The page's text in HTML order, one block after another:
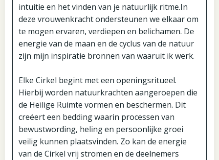
intuitie en het vinden van je natuurlijk ritme.In
deze vrouwenkracht ondersteunen we elkaar om
te mogen ervaren, verdiepen en belichamen. De
energie van de maan en de cyclus van de natuur
zijn mijn inspiratie bronnen van waaruit ik werk.
Elke Cirkel begint met een openingsritueel.
Hierbij worden natuurkrachten aangeroepen die
de Heilige Ruimte vormen en beschermen. Dit
creëert een bedding waarin processen van
bewustwording, heling en persoonlijke groei
veilig kunnen plaatsvinden. Zo kan de energie
van de Cirkel vrij stromen en de deelnemers